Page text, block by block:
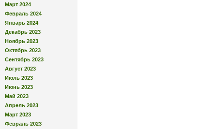
Март 2024
Февраль 2024
Январь 2024
Декабрь 2023
Ноябрь 2023
Октябрь 2023
Сентябрь 2023
Август 2023
Июль 2023
Июнь 2023
Май 2023
Апрель 2023
Март 2023
Февраль 2023